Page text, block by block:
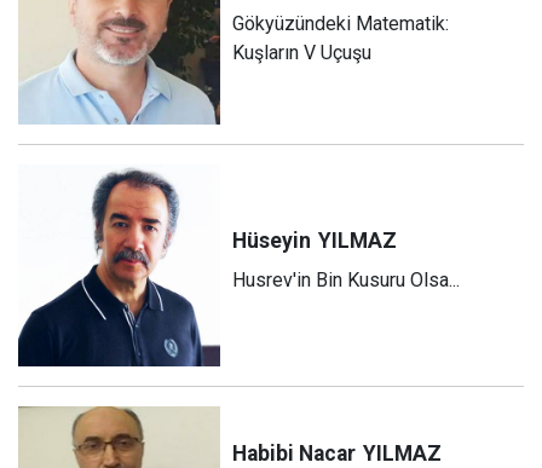
Gökyüzündeki Matematik:
Kuşların V Uçuşu
Hüseyin YILMAZ
Husrev'in Bin Kusuru Olsa...
Habibi Nacar YILMAZ